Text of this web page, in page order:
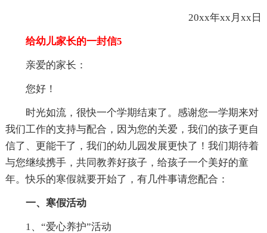
20xx年xx月xx日
给幼儿家长的一封信5
亲爱的家长：
您好！
时光如流，很快一个学期结束了。感谢您一学期来对
我们工作的支持与配合，因为您的关爱，我们的孩子更自
信了、更能干了，我们的幼儿园发展更快了！我们期待着
与您继续携手，共同教养好孩子，给孩子一个美好的童
年。快乐的寒假就要开始了，有几件事请您配合：
一、寒假活动
1、“爱心养护”活动